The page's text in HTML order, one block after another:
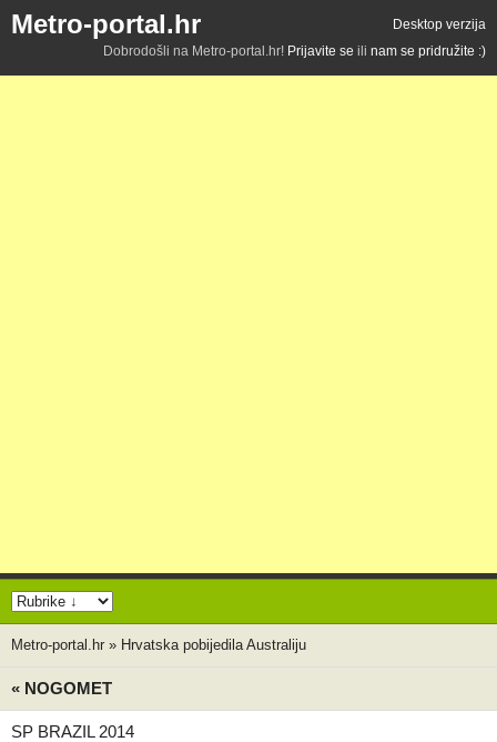
Metro-portal.hr
Desktop verzija
Dobrodošli na Metro-portal.hr! Prijavite se ili nam se pridružite :)
Metro-portal.hr » Hrvatska pobijedila Australiju
« NOGOMET
SP BRAZIL 2014